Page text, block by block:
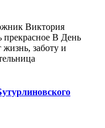
Виктория
прекрасное В День
заботу и